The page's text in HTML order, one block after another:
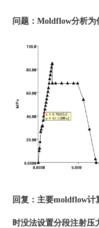
问题： Moldflow分析为
回复：主要moldflow计
时没法设置分段注射压